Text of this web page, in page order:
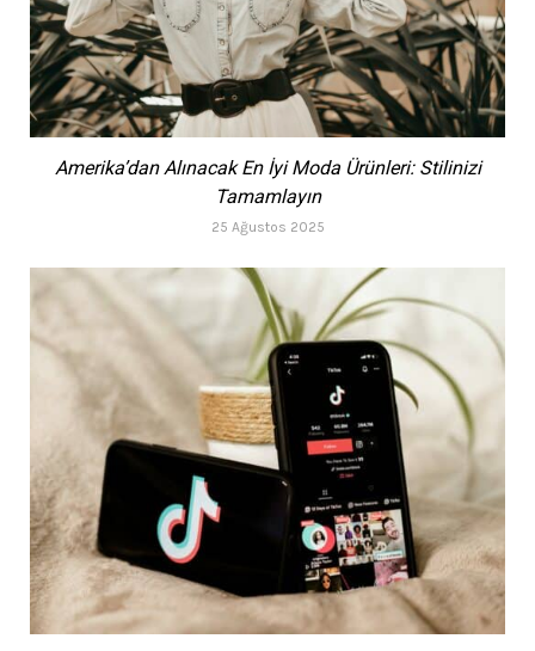
Amerika’dan Alınacak En İyi Moda Ürünleri: Stilinizi
Tamamlayın
25 Ağustos 2025